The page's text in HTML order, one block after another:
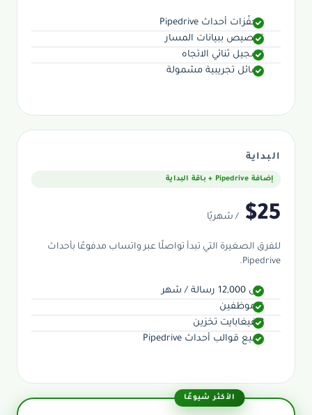
محفّزات أحداث Pipedrive
تخصيص ببيانات المسار
تسجيل ثنائي الاتجاه
رسائل تجريبية مشمولة
البداية
إضافة Pipedrive + باقة البداية
$25 / شهريًا
للفرق الصغيرة التي تبدأ تواصلًا عبر واتساب مدفوعًا بأحداث
Pipedrive.
حتى 12,000 رسالة / شهر
5 موظفين
2 غيغابايت تخزين
جميع قوالب أحداث Pipedrive
الأكثر شيوعًا